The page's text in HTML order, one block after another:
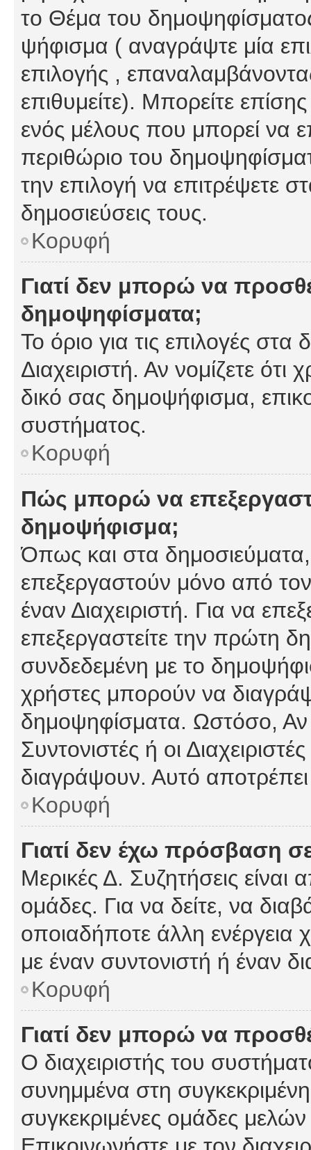
το Θέμα του
ψήφισμα ( αναγράψτε μία
επιλογής ,
επιθυμείτε). Μπορείτε
ενός μέλους που μπορεί να
περιθώριο του
την επιλογή να επιτρέψετε
δημοσιεύσεις τους.
Κορυφή
Γιατί δεν μπορώ να
δημοψηφίσματα;
Το όριο για τις επιλογές
Διαχειριστή. Αν νομίζετε ότι
δικό σας δημοψήφισμα,
συστήματος.
Κορυφή
Πώς μπορώ να
δημοψήφισμα;
Όπως και στα
επεξεργαστούν μόνο από
έναν Διαχειριστή. Για να
επεξεργαστείτε την πρώτη
συνδεδεμένη με το
χρήστες μπορούν να
δημοψηφίσματα. Ωστόσο, Αν
Συντονιστές ή οι
διαγράψουν. Αυτό
Κορυφή
Γιατί δεν έχω πρόσβαση
Μερικές Δ. Συζητήσεις είναι
ομάδες. Για να δείτε, να
οποιαδήποτε άλλη ενέργεια
με έναν συντονιστή ή έναν
Κορυφή
Γιατί δεν μπορώ να
Ο διαχειριστής του
συνημμένα στη
συγκεκριμένες ομάδες